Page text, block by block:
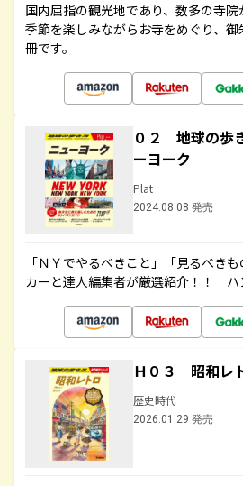
国内屈指の観光地であり、数多の寺院
季節を楽しみながらお寺をめぐり、
冊です。
０２ 地球の
ーヨーク
Plat
2024.08.08 発売
「ＮＹでやるべきこと」「見るべき
カーと達人編集者が厳選紹介！！ ハ
Ｈ０３ 昭和レ
歴史時代
2026.01.29 発売